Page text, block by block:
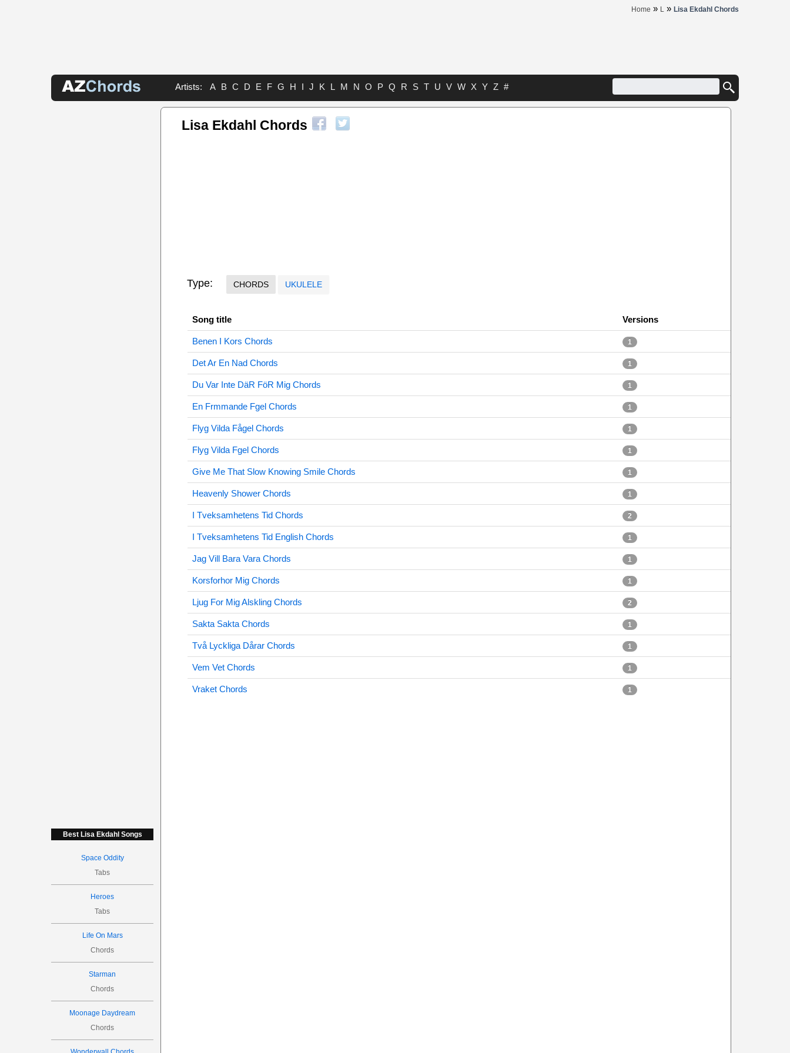
Home » L » Lisa Ekdahl Chords
Artists: A B C D E F G H I J K L M N O P Q R S T U V W X Y Z #
Best Lisa Ekdahl Songs
Space Oddity
Tabs
Heroes
Tabs
Life On Mars
Chords
Starman
Chords
Moonage Daydream
Chords
Lisa Ekdahl Chords
Type: CHORDS UKULELE
Song title Versions
Benen I Kors Chords 1
Det Ar En Nad Chords 1
Du Var Inte DäR FöR Mig Chords 1
En Frmmande Fgel Chords 1
Flyg Vilda Fågel Chords 1
Flyg Vilda Fgel Chords 1
Give Me That Slow Knowing Smile Chords 1
Heavenly Shower Chords 1
I Tveksamhetens Tid Chords 2
I Tveksamhetens Tid English Chords 1
Jag Vill Bara Vara Chords 1
Korsforhor Mig Chords 1
Ljug For Mig Alskling Chords 2
Sakta Sakta Chords 1
Två Lyckliga Dårar Chords 1
Vem Vet Chords 1
Vraket Chords 1